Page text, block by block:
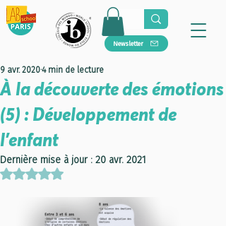
Newsletter
À la découverte des émotions
(5) : Développement de
l'enfant
9 avr. 20204 min de lecture
Dernière mise à jour : 20 avr. 2021
Noté NaN étoiles sur 5.